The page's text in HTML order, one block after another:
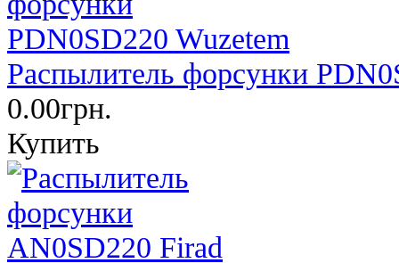
Распылитель форсунки
0.00грн.
Купить